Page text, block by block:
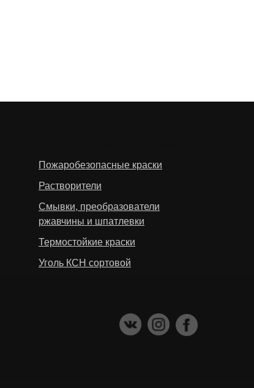
Пожаробезопасные краски
Растворители
Смывки, преобразователи
ржавчины и шпатлевки
Термостойкие краски
Уголь КСН сортовой